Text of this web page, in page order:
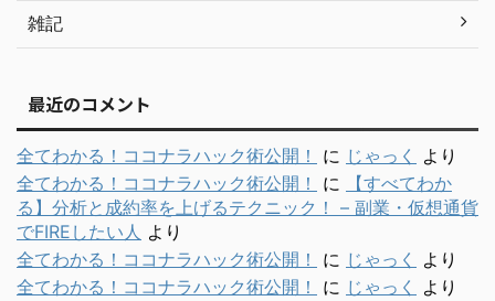
雑記
最近のコメント
全てわかる！ココナラハック術公開！ に じゃっく
より
全てわかる！ココナラハック術公開！
に
【すべてわか
る】分析と成約率を上げるテクニック！ – 副業・仮想通貨
でFIREしたい人 より
全てわかる！ココナラハック術公開！
に じゃっく
より
全てわかる！ココナラハック術公開！
に じゃっく
より